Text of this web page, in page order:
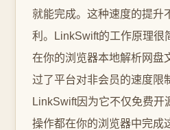
就能完成。这种速度的提升
利。LinkSwift的工作原理
在你的浏览器本地解析网盘
过了平台对非会员的速度限
LinkSwift因为它不仅免费开
操作都在你的浏览器中完成